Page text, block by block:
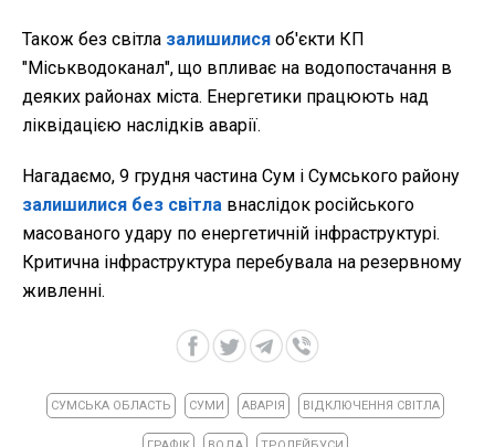
Також без світла залишилися об'єкти КП
"Міськводоканал", що впливає на водопостачання в
деяких районах міста. Енергетики працюють над
ліквідацією наслідків аварії.
Нагадаємо, 9 грудня частина Сум і Сумського району
залишилися без світла внаслідок російського
масованого удару по енергетичній інфраструктурі.
Критична інфраструктура перебувала на резервному
живленні.
СУМСЬКА ОБЛАСТЬ СУМИ АВАРІЯ ВІДКЛЮЧЕННЯ СВІТЛА